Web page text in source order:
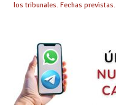
los tribunales. Fechas previstas.